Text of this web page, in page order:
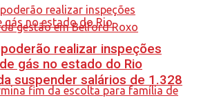
suspender salários de 1.328
realizar inspeções
gás no estado do Rio